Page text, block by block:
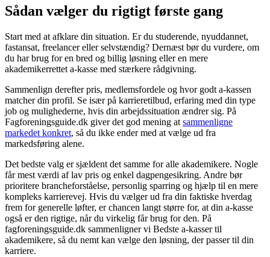
Sådan vælger du rigtigt første gang
Start med at afklare din situation. Er du studerende, nyuddannet,
fastansat, freelancer eller selvstændig? Dernæst bør du vurdere, om
du har brug for en bred og billig løsning eller en mere
akademikerrettet a-kasse med stærkere rådgivning.
Sammenlign derefter pris, medlemsfordele og hvor godt a-kassen
matcher din profil. Se især på karrieretilbud, erfaring med din type
job og mulighederne, hvis din arbejdssituation ændrer sig. På
Fagforeningsguide.dk giver det god mening at sammenligne
markedet konkret, så du ikke ender med at vælge ud fra
markedsføring alene.
Det bedste valg er sjældent det samme for alle akademikere. Nogle
får mest værdi af lav pris og enkel dagpengesikring. Andre bør
prioritere brancheforståelse, personlig sparring og hjælp til en mere
kompleks karrierevej. Hvis du vælger ud fra din faktiske hverdag
frem for generelle løfter, er chancen langt større for, at din a-kasse
også er den rigtige, når du virkelig får brug for den. På
fagforeningsguide.dk sammenligner vi Bedste a-kasser til
akademikere, så du nemt kan vælge den løsning, der passer til din
karriere.